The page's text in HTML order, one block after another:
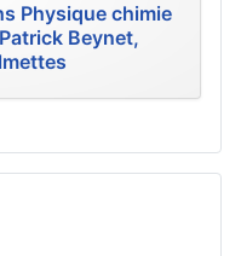
Physique chimie
Beynet,